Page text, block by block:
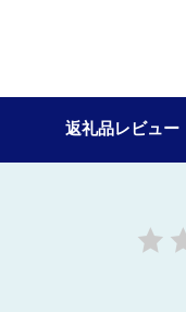
返礼品レビュー